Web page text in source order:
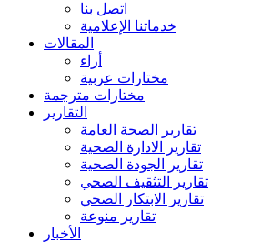
اتصل بنا
خدماتنا الإعلامية
المقالات
أراء
مختارات عربية
مختارات مترجمة
التقارير
تقارير الصحة العامة
تقارير الادارة الصحية
تقارير الجودة الصحية
تقارير التثقيف الصحي
تقارير الابتكار الصحي
تقارير منوعة
الأخبار